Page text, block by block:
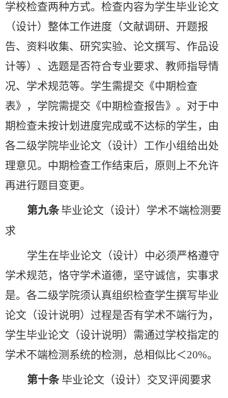
学校检查两种方式。检查内容为学生毕业论文
（设计）整体工作进度（文献调研、开题报
告、资料收集、研究实验、论文撰写、作品设
计等）、选题是否符合专业要求、教师指导情
况、学术规范等。 学生需提交《中期检查
表》，学院需提交《中期检查报告》。对于中
期检查未按计划进度完成或不达标的学生，由
各二级学院毕业论文（设计）工作小组给出处
理意见。中期检查工作结束后，原则上不允许
再进行题目变更。
第九条 毕业论文（设计）学术不端检测 要
求
学生在毕业论文（设计）中必须严格遵守
学术规范，恪守学术道德，坚守诚信，实事求
是。各二级学院须认真组织检查学生撰写毕业
论文（设计说明）过程是否有学术不端行为，
学生毕业论文（设计说明）需通过学校指定的
学术不端检测系统的检测，总相似比＜20%。
第十条 毕业论文（设计）交叉评阅要求